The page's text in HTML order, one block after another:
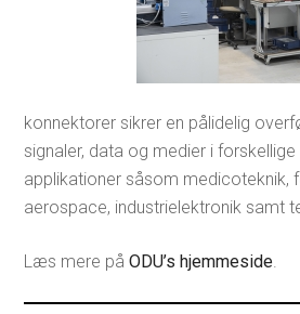
konnektorer sikrer en pålidelig
signaler, data og medier i
applikationer såsom medicoteknik,
aerospace, industrielektronik samt
Læs mere påODU’s hjemmeside.